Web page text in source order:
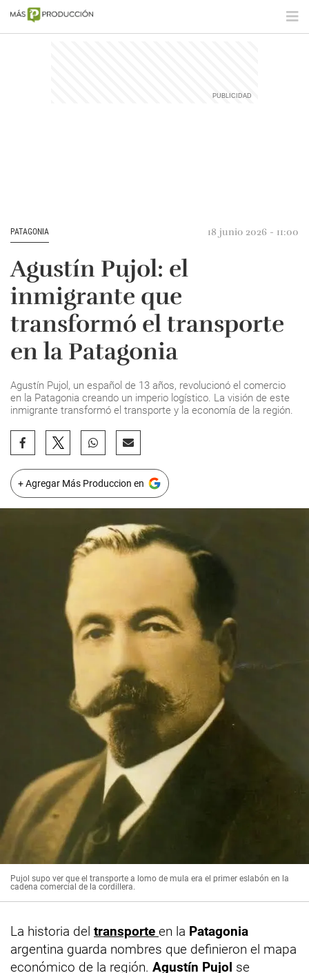
PATAGONIA 18 junio 2026 - 11:00
Agustín Pujol: el
inmigrante que
transformó el transporte
en la Patagonia
Agustín Pujol, un español de 13 años, revolucionó el comercio
en la Patagonia creando un imperio logístico. La visión de este
inmigrante transformó el transporte y la economía de la región.
+ Agregar Más Produccion en
Pujol supo ver que el transporte a lomo de mula era el primer eslabón en la
cadena comercial de la cordillera.
La historia del transporte en la Patagonia
argentina guarda nombres que definieron el mapa
económico de la región. Agustín Pujol se